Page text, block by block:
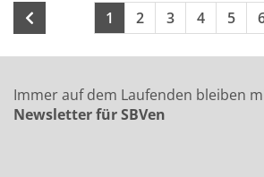
Seite 1 von 9 Seiten blättern
1 2 3 4 5
Immer auf dem Laufenden bleiben
Newsletter für SBVen